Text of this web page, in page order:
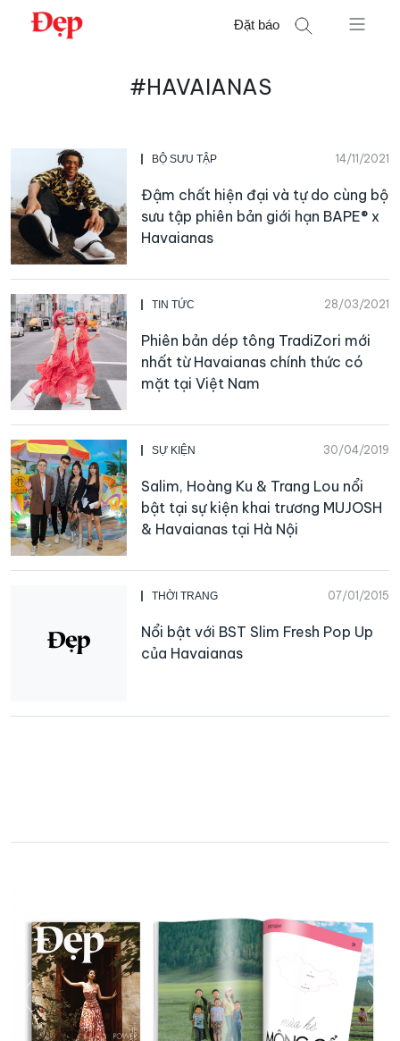
Chuyển
Đặt báo
#HAVAIANAS
BỘ SƯU TẬP 14/11/2021
Đậm chất hiện đại và tự do cùng bộ
sưu tập phiên bản giới hạn BAPE® x
Havaianas
TIN TỨC 28/03/2021
Phiên bản dép tông TradiZori mới
nhất từ Havaianas chính thức có
mặt tại Việt Nam
SỰ KIỆN 30/04/2019
Salim, Hoàng Ku & Trang Lou nổi
bật tại sự kiện khai trương MUJOSH
& Havaianas tại Hà Nội
THỜI TRANG 07/01/2015
Nổi bật với BST Slim Fresh Pop Up
của Havaianas